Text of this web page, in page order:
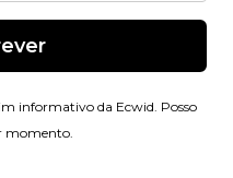
informativo da Ecwid. Posso
momento.